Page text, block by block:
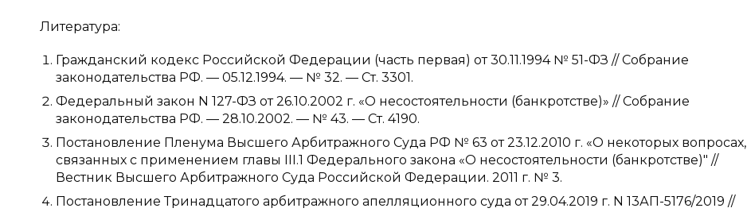
Литература:
Гражданский кодекс Российской Федерации (часть первая) от 30.11.1994 № 51-ФЗ // Собрание
законодательства РФ. — 05.12.1994. — № 32. — Ст. 3301.
Федеральный закон N 127-ФЗ от 26.10.2002 г. «О несостоятельности (банкротстве)» // Собрание
законодательства РФ. — 28.10.2002. — № 43. — Ст. 4190.
Постановление Пленума Высшего Арбитражного Суда РФ № 63 от 23.12.2010 г. «О некоторых вопросах,
связанных с применением главы III.1 Федерального закона «О несостоятельности (банкротстве)" //
Вестник Высшего Арбитражного Суда Российской Федерации. 2011 г. № 3.
Постановление Тринадцатого арбитражного апелляционного суда от 29.04.2019 г. N 13АП-5176/2019 //